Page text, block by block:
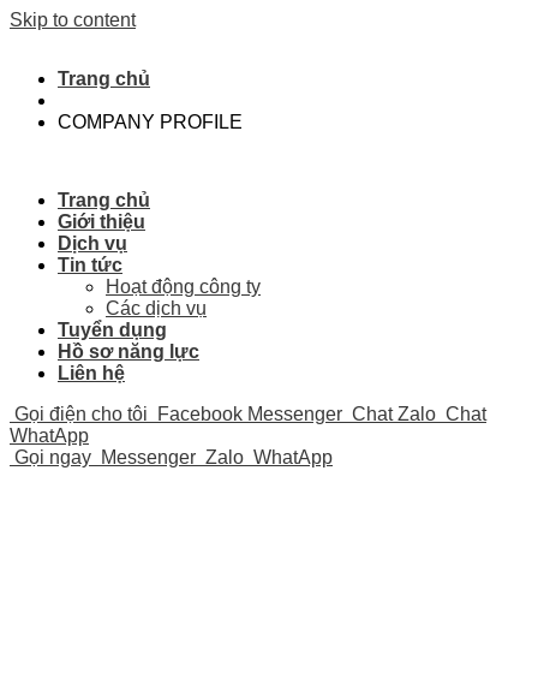
Skip to content
Trang chủ
COMPANY PROFILE
Trang chủ
Giới thiệu
Dịch vụ
Tin tức
Hoạt động công ty
Các dịch vụ
Tuyển dụng
Hồ sơ năng lực
Liên hệ
Gọi điện cho tôi
Facebook Messenger Chat Zalo Chat
WhatApp
Gọi ngay Messenger Zalo WhatApp